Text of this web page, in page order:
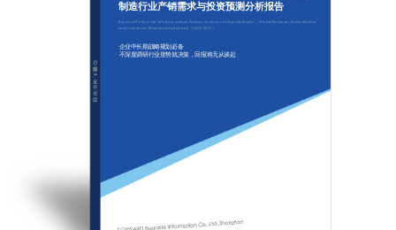
制造行业产销需求与投资预测分析报告
Report of Produce and Sale & Investment Forecast Analysis on China Hydraulic， Fluid &Pneumatic Power Machine
and Components Manufacturing Industry（2026-2031）
企业中长期战略规划必备
不深度调研行业形势就决策，回报将无从谈起